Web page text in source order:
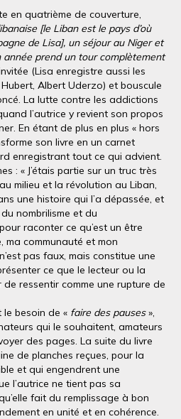
en quatrième de couverture,
[le Liban est le pays d’où
de Lisa], un séjour au Niger et
année prend un tour complètement
(Lisa enregistre aussi les
Albert Uderzo) et bouscule
La lutte contre les addictions
l’autrice y revient son propos
En étant de plus en plus « hors
son livre en un carnet
enregistrant tout ce qui advient.
: « J’étais partie sur un truc très
milieu et la révolution au Liban,
une histoire qui l’a dépassée, et
nombrilisme et du
raconter ce qu’est un être
ma communauté et mon
pas faux, mais constitue une
ce que le lecteur ou la
de ressentir comme une rupture de
le besoin de « faire des pauses»,
qui le souhaitent, amateurs
des pages. La suite du livre
de planches reçues, pour la
et qui engendrent une
l’autrice ne tient pas sa
fait du remplissage à bon
en unité et en cohérence.